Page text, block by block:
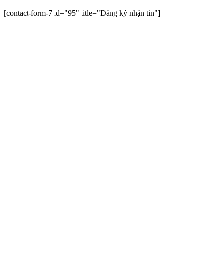
[contact-form-7 id="95" title="Đăng ký nhận tin"]